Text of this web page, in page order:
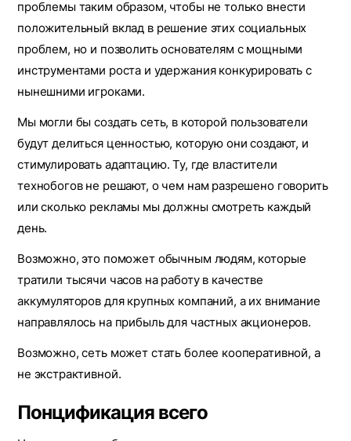
проблемы таким образом, чтобы не только внести
положительный вклад в решение этих социальных
проблем, но и позволить основателям с мощными
инструментами роста и удержания конкурировать с
нынешними игроками.
Мы могли бы создать сеть, в которой пользователи
будут делиться ценностью, которую они создают, и
стимулировать адаптацию. Ту, где властители
технобогов не решают, о чем нам разрешено говорить
или сколько рекламы мы должны смотреть каждый
день.
Возможно, это поможет обычным людям, которые
тратили тысячи часов на работу в качестве
аккумуляторов для крупных компаний, а их внимание
направлялось на прибыль для частных акционеров.
Возможно, сеть может стать более кооперативной, а
не экстрактивной.
Понцификация всего